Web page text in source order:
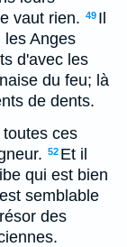
vaut rien. 49 Il
les Anges
d'avec les
du feu; là
de dents.
ces
52 Et il
qui est bien
semblable
des